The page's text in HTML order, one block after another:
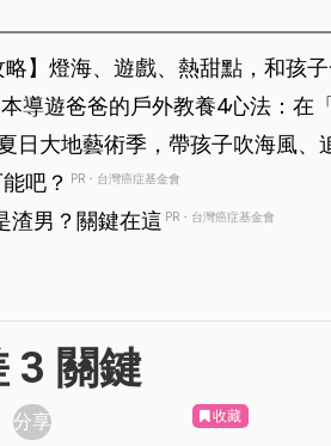
略】燈海、遊戲、熱甜點，和孩
導遊爸爸的戶外教養4心法：在
日大地藝術季，帶孩子吹海風、
吧？
PR・台灣癌症基金會
渣男？關鍵在這 PR・台灣癌症基金會
3 關鍵
分享 收藏